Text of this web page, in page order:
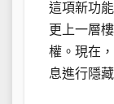
這項新功
更上一層
權。現在
息進行隱